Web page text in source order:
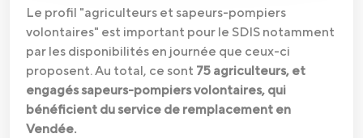
Le profil "agriculteurs et sapeurs-pompiers
volontaires" est important pour le SDIS notamment
par les disponibilités en journée que ceux-ci
proposent. Au total, ce sont 75 agriculteurs, et
engagés sapeurs-pompiers volontaires, qui
bénéficient du service de remplacement en
Vendée.